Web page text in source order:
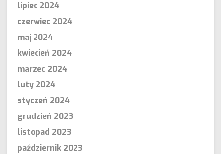
lipiec 2024
czerwiec 2024
maj 2024
kwiecień 2024
marzec 2024
luty 2024
styczeń 2024
grudzień 2023
listopad 2023
październik 2023